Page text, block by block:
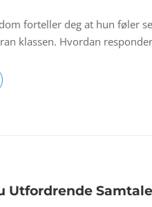
forteller deg at hun føler
klassen. Hvordan
Utfordrende